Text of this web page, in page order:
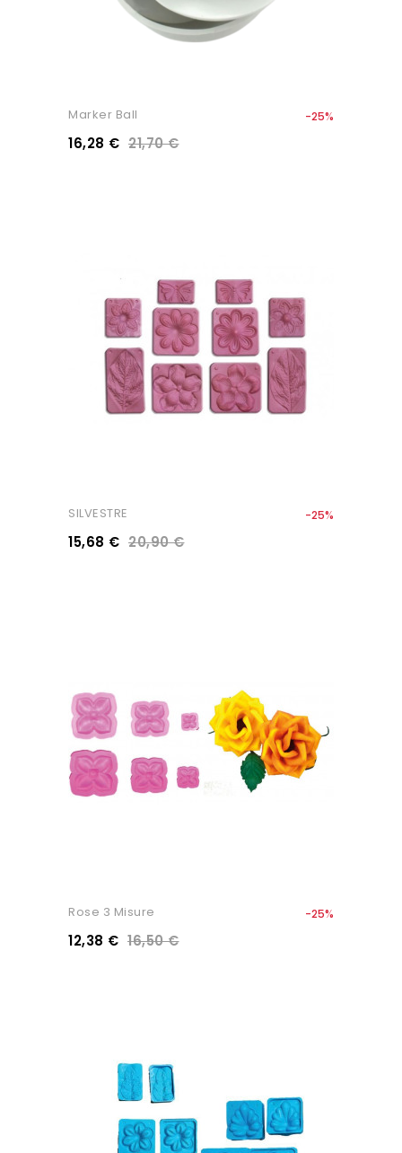
Marker Ball -25%
16,28 € 21,70 €
SILVESTRE -25%
15,68 € 20,90 €
Rose 3 Misure -25%
12,38 € 16,50 €